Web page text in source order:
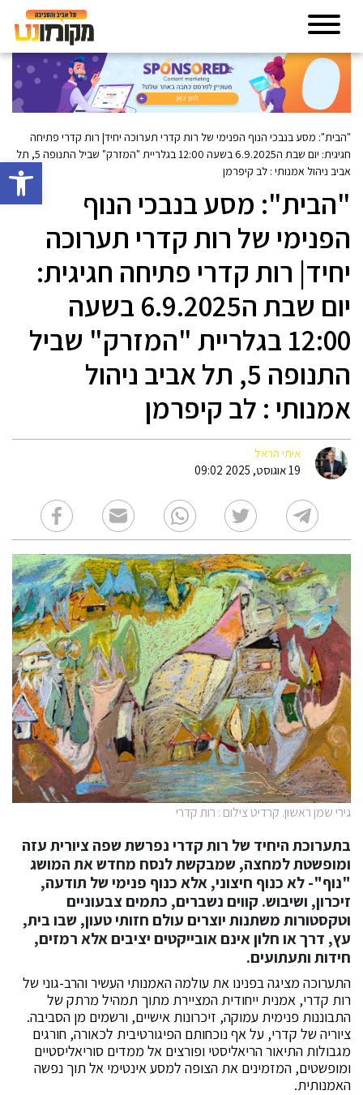
פתח
"הבית": מסע בנבכי הנוף הפנימי של רות קדרי תערוכה יחיד| רות קדרי פתיחה
חגיגית: יום שבת ה6.9.2025 בשעה 12:00 בגלריית "המזרק" שביל התנופה 5, תל
אביב ניהול אמנותי : לב קיפרמן
"הבית": מסע בנבכי הנוף
הפנימי של רות קדרי תערוכה
יחיד| רות קדרי פתיחה חגיגית:
יום שבת ה6.9.2025 בשעה
12:00 בגלריית "המזרק" שביל
התנופה 5, תל אביב ניהול
אמנותי : לב קיפרמן
איתי הראל
19 אוגוסט, 2025 09:02
גירי שמן ראשון. קרדיט צילום : רות קדרי
בתערוכת היחיד של רות קדרי נפרשת שפה ציורית עזה
ומופשטת למחצה, שמבקשת לנסח מחדש את המושג
"נוף"- לא כנוף חיצוני, אלא כנוף פנימי של תודעה,
זיכרון, ושיבוש. קווים נשברים, כתמים צבעוניים
וטקסטורות משתנות יוצרים עולם חזותי טעון, שבו בית,
עץ, דרך או חלון אינם אובייקטים יציבים אלא רמזים,
חידות ותעתועים.
התערוכה מציגה בפנינו את עולמה האמנותי העשיר והרב-גוני של
רות קדרי, אמנית ייחודית המציירת מתוך תמהיל מרתק של
התבוננות פנימית עמוקה, זיכרונות אישיים, ורשמים מן הסביבה.
ציוריה של קדרי, על אף נוכחותם הפיגורטיבית לכאורה, חורגים
מגבולות התיאור הריאליסטי ופורצים אל ממדים סוריאליסטיים
ומופשטים, המזמינים את הצופה למסע אינטימי אל תוך נפשה
האמנותית.